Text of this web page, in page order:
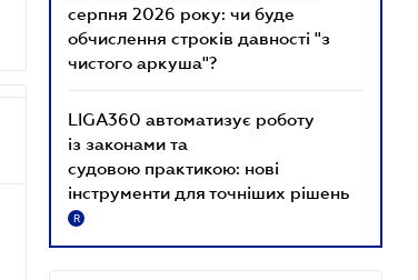
серпня 2026 року: чи буде
обчислення строків давності "з
чистого аркуша"?
LIGA360 автоматизує роботу
із законами та
судовою практикою: нові
інструменти для точніших рішень
R